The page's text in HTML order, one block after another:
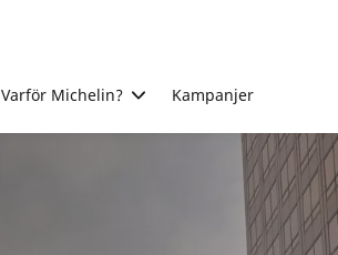
Varför Michelin? Kampanjer